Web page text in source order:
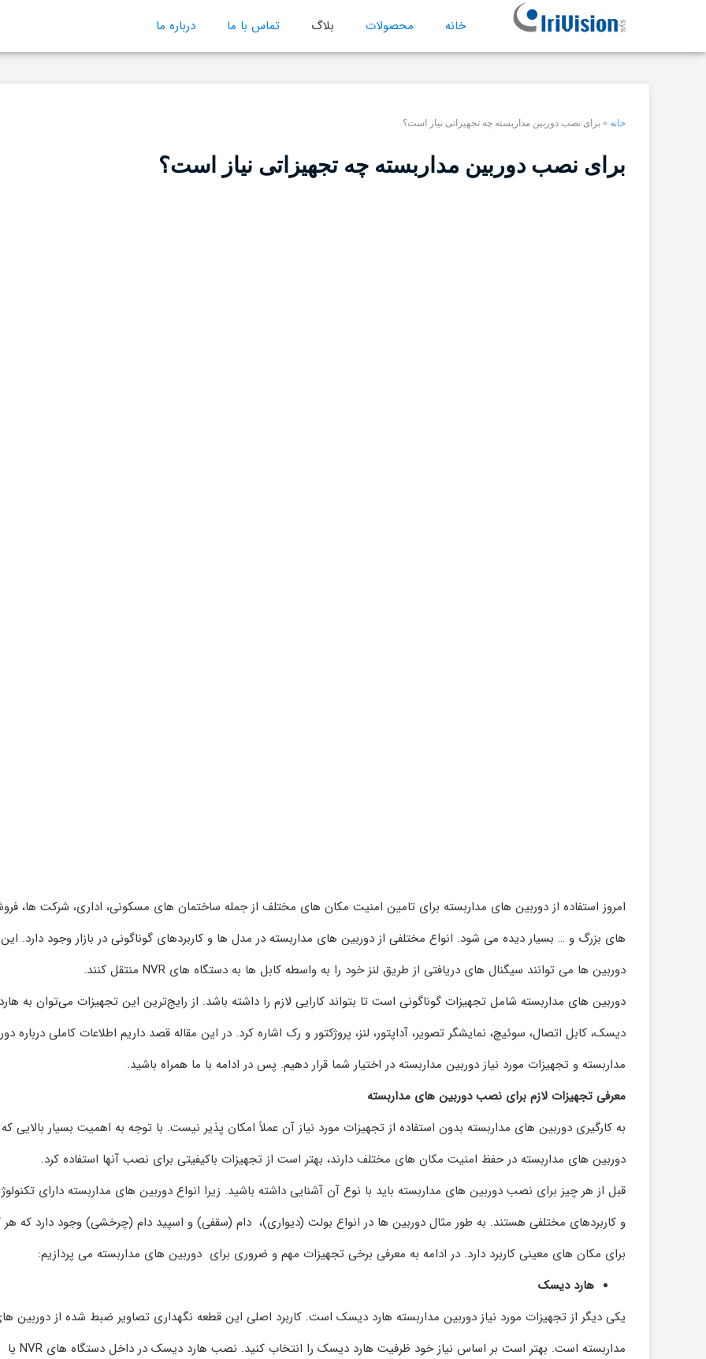
خانه محصولات بلاگ تماس با ما درباره ما
خانه » برای نصب دوربین مداربسته چه تجهیزاتی نیاز است؟
برای نصب دوربین مداربسته چه تجهیزاتی نیاز است؟
امروز استفاده از دوربین‌ های مداربسته برای تامین امنیت مکان‌ های مختلف از جمله ساختمان‌ های مسکونی، اداری، شرکت‌ ها،
های بزرگ و … بسیار دیده می‌ شود. انواع مختلفی از دوربین‌ های مداربسته در مدل‌ ها و کاربردهای گوناگونی در بازار وجود دارد.
دوربین‌ ها می‌ توانند سیگنال‌ های دریافتی از طریق لنز خود را به واسطه کابل‌ ها به دستگاه‌ های NVR منتقل کنند.
دوربین‌ های مداربسته شامل تجهیزات گوناگونی است تا بتواند کارایی لازم را داشته باشد. از رایج‌ترین این تجهیزات می‌توان به هارد
دیسک، کابل اتصال، سوئیچ، نمایشگر تصویر، آداپتور، لنز، پروژکتور و رک اشاره کرد. در این مقاله قصد داریم اطلاعات کاملی درباره
مداربسته و تجهیزات مورد نیاز دوربین مداربسته در اختیار شما قرار دهیم. پس در ادامه با ما همراه باشید.
معرفی تجهیزات لازم برای نصب دوربین‌ های مداربسته
به کارگیری دوربین‌ های مداربسته بدون استفاده از تجهیزات مورد نیاز آن عملاً امکان‌ پذیر نیست. با توجه به اهمیت بسیار بالایی که
دوربین‌ های مداربسته در حفظ امنیت مکان‌ های مختلف دارند، بهتر است از تجهیزات باکیفیتی برای نصب آنها استفاده کرد.
قبل از هر چیز برای نصب دوربین‌ های مداربسته باید با نوع آن آشنایی داشته باشید. زیرا انواع دوربین‌ های مداربسته دارای
و کاربردهای مختلفی هستند. به طور مثال دوربین‌ ها در انواع بولت (دیواری)، دام (سقفی) و اسپید دام (چرخشی) وجود دارد که هر
برای مکان‌ های معینی کاربرد دارد. در ادامه به معرفی برخی تجهیزات مهم و ضروری برای دوربین‌ های مداربسته می‌ پردازیم:
هارد دیسک
یکی دیگر از تجهیزات مورد نیاز دوربین مداربسته هارد دیسک است. کاربرد اصلی این قطعه نگهداری تصاویر ضبط شده از دوربین‌
مداربسته است. بهتر است بر اساس نیاز خود ظرفیت هارد دیسک را انتخاب کنید. نصب هارد دیسک در داخل دستگاه‌ های NVR یا